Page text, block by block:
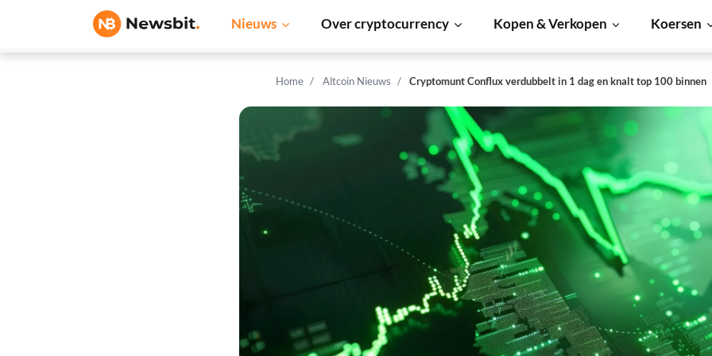
Nieuws Over cryptocurrency Kopen & Verkopen Koersen
Home Altcoin Nieuws Cryptomunt Conflux verdubbelt in 1 dag en knalt top 100 binnen